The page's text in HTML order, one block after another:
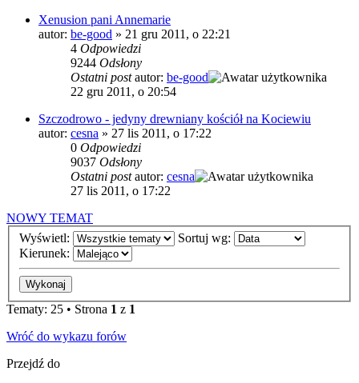
Xenusion pani Annemarie
autor: be-good » 21 gru 2011, o 22:21
4 Odpowiedzi
9244 Odsłony
Ostatni postautor: be-good
22 gru 2011, o 20:54
Szczodrowo - jedyny drewniany kościół na Kociewiu
autor: cesna » 27 lis 2011, o 17:22
0 Odpowiedzi
9037 Odsłony
Ostatni postautor: cesna
27 lis 2011, o 17:22
NOWY TEMAT
Wyświetl:
Sortuj wg:
Kierunek:
Tematy: 25 • Strona 1 z 1
Wróć do wykazu forów
Przejdź do